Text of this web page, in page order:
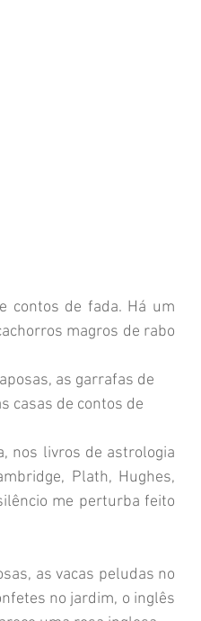
contos de fada. Há um
magros de rabo
as garrafas de
casas de contos de
nos livros de astrologia
Plath, Hughes,
me perturba feito
as vacas peludas no
no jardim, o inglês